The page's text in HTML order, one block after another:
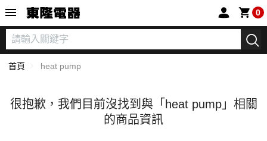
0
首頁 heat pump
很抱歉，我們目前沒找到與「 heat pump」相關
的商品資訊